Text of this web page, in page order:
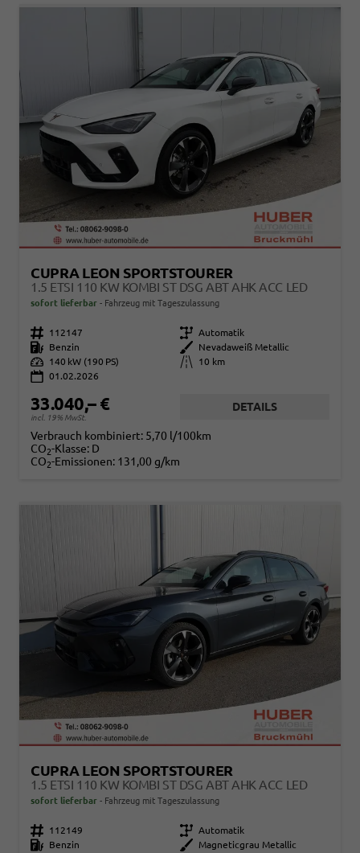
CUPRA LEON SPORTSTOURER
1.5 ETSI 110 KW KOMBI ST DSG ABT AHK ACC LED
sofort lieferbar Fahrzeug mit Tageszulassung
Fahrzeugnr. 112147 Getriebe Automatik
Kraftstoff
Benzin Außenfarbe
Nevadaweiß Metallic
Leistung
140 kW (190 PS) Kilometerstand
10 km
01.02.2026
33.040,– €
incl. 19% MwSt.
DETAILS
Verbrauch kombiniert: 5,70 l/100km
CO2-Klasse: D
CO2-Emissionen: 131,00 g/km
CUPRA LEON SPORTSTOURER
1.5 ETSI 110 KW KOMBI ST DSG ABT AHK ACC LED
sofort lieferbar Fahrzeug mit Tageszulassung
Fahrzeugnr. 112149 Getriebe Automatik
Kraftstoff
Benzin Außenfarbe
Magneticgrau Metallic